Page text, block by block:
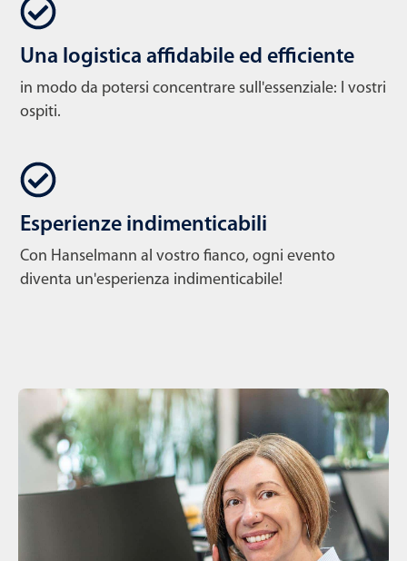
Una logistica affidabile ed efficiente
in modo da potersi concentrare sull'essenziale: I vostri
ospiti.
Esperienze indimenticabili
Con Hanselmann al vostro fianco, ogni evento
diventa un'esperienza indimenticabile!